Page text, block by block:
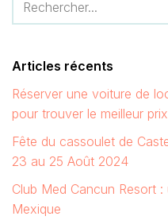
Articles récents
Réserver une voiture de
pour trouver le meilleur prix
Fête du cassoulet de
23 au 25 Août 2024
Club Med Cancun Resort
Mexique